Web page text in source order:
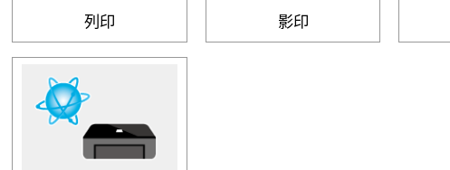
列印 影印